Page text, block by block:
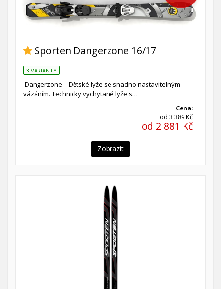
Sporten Dangerzone 16/17
3 VARIANTY
Dangerzone – Dětské lyže se snadno nastavitelným
vázáním. Technicky vychytané lyže s…
Cena:
od 3 389 Kč
od 2 881 Kč
Zobrazit